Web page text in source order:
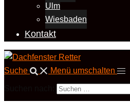
Ulm
Wiesbaden
Kontakt
Suche Menü umschalten